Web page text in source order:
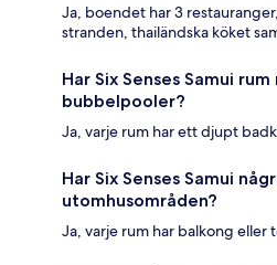
Ja, boendet har 3
stranden, thailändska köket
Har Six Senses Samui
bubbelpooler?
Ja, varje rum har ett djupt
Har Six Senses Samui
utomhusområden?
Ja, varje rum har balkong eller